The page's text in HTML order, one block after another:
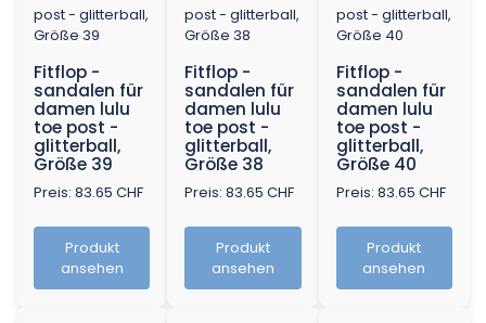
Fitflop -
sandalen für
damen lulu
toe post -
glitterball,
Größe 39
Preis: 83.65 CHF
Produkt
ansehen
Fitflop -
sandalen für
damen lulu
toe post -
glitterball,
Größe 38
Preis: 83.65 CHF
Produkt
ansehen
Fitflop -
sandalen für
damen lulu
toe post -
glitterball,
Größe 40
Preis: 83.65 CHF
Produkt
ansehen